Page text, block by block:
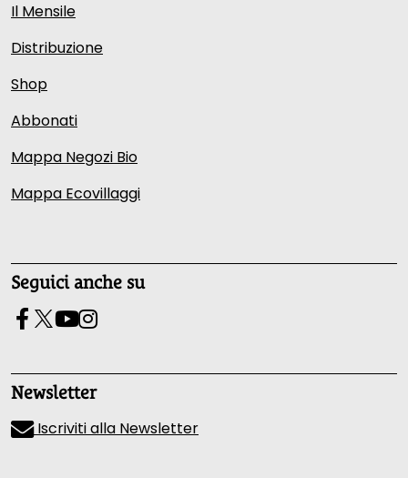
Il Mensile
Distribuzione
Shop
Abbonati
Mappa Negozi Bio
Mappa Ecovillaggi
Seguici anche su
Newsletter
Iscriviti alla Newsletter